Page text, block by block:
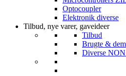
Optocoupler
Elektronik diverse
Tilbud, nye varer, gaveideer
Tilbud
Brugte &
Diverse